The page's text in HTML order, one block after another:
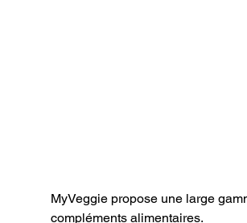
MyVeggie propose une large
compléments alimentaires.